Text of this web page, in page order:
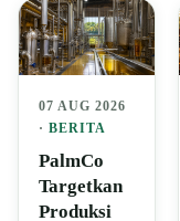
07 AUG 2026
· BERITA
PalmCo
Targetkan
Produksi